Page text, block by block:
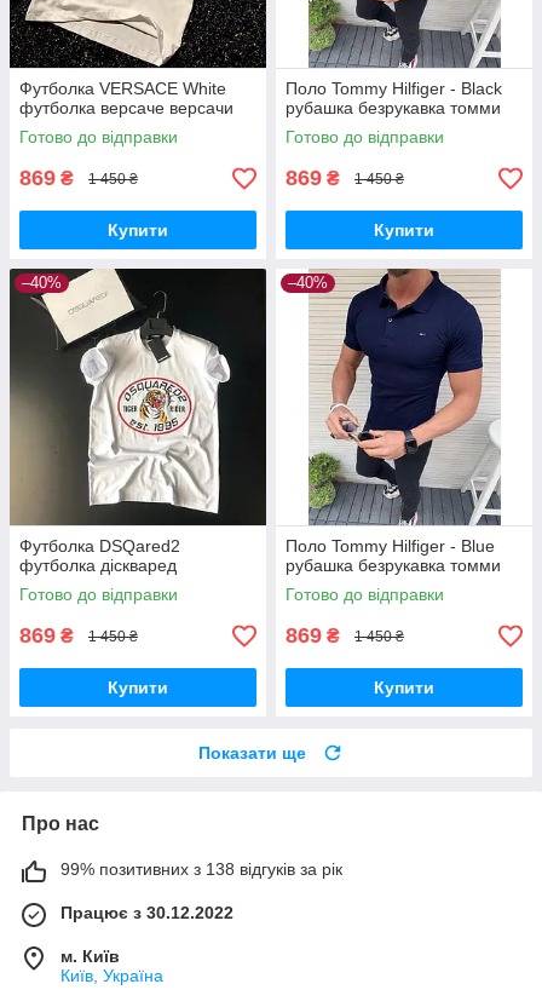
Футболка VERSACE White
футболка версаче версачи
Готово до відправки
869 ₴ 1 450 ₴
Купити
Поло Tommy Hilfiger - Black
рубашка безрукавка томми
Готово до відправки
869 ₴ 1 450 ₴
Купити
–40%
Футболка DSQared2
футболка діскваред
Готово до відправки
869 ₴ 1 450 ₴
Купити
–40%
Поло Tommy Hilfiger - Blue
рубашка безрукавка томми
Готово до відправки
869 ₴ 1 450 ₴
Купити
Показати ще
Про нас
99% позитивних з 138 відгуків за рік
Працює з 30.12.2022
м. Київ
Київ, Україна